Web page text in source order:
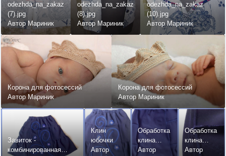
odezhda_na_zakaz
(7).jpg
Автор Мариник
odezhda_na_zakaz
(8).jpg
Автор Мариник
odezhda_na_zakaz
(10).jpg
Автор Мариник
Корона для фотосессий
Автор Мариник
Корона для фотосессий
Автор Мариник
Завиток -
комбинированная
Клин
юбочки
Автор
Обработка
клина
юбки
Автор
Обработка
клина
юбки
Автор